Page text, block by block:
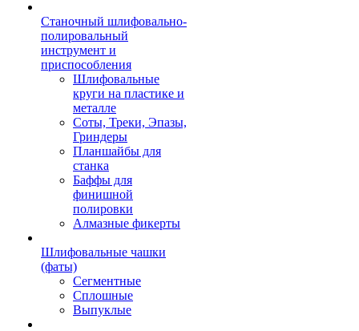
Станочный шлифовально-
полировальный
инструмент и
приспособления
Шлифовальные
круги на пластике и
металле
Соты, Треки, Эпазы,
Гриндеры
Планшайбы для
станка
Баффы для
финишной
полировки
Алмазные фикерты
Шлифовальные чашки
(фаты)
Сегментные
Сплошные
Выпуклые